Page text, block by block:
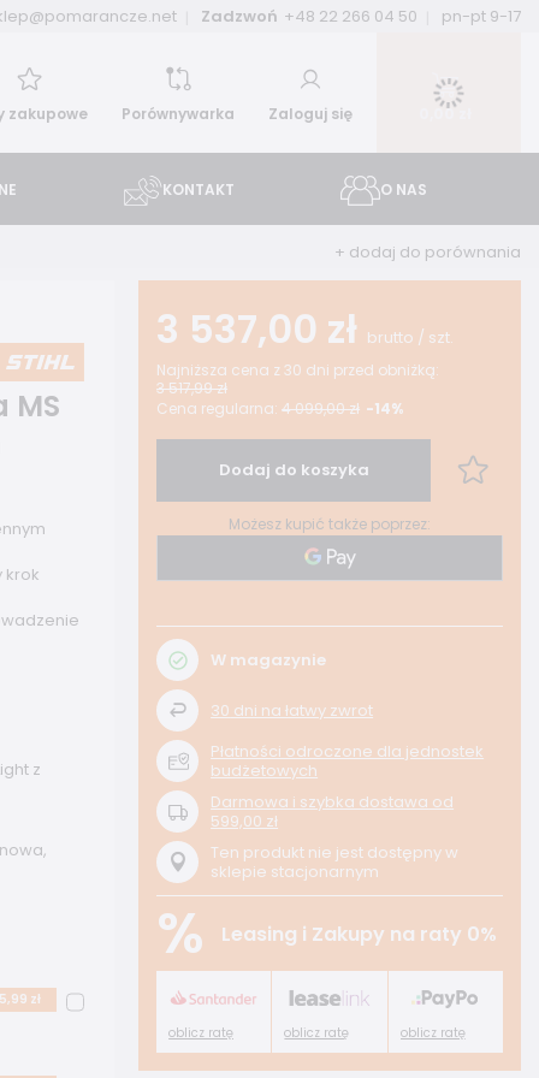
Zadzwoń +48 22 266 04 50 pn-pt 9-17
zakupowe Porównywarka Zaloguj się 0,00 zł
KONTAKT O NAS
+ dodaj do porównania
MS
krok
z
zł
3 537,00 zł brutto / szt.
Najniższa cena z 30 dni przed obniżką:
3 517,99 zł
Cena regularna:4 099,00 zł -14%
Dodaj do koszyka
Możesz kupić także poprzez:
W magazynie
30 dni na łatwy zwrot
Płatności odroczone dla jednostek
budżetowych
Darmowa i szybka dostawa od
599,00 zł
Ten produkt nie jest dostępny w
sklepie stacjonarnym
% Leasing i Zakupy na raty 0%
oblicz ratę oblicz ratę oblicz ratę